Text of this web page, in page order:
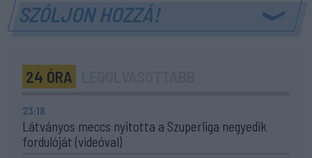
SZÓLJON HOZZÁ!
24 ÓRA
23:18
Látványos meccs nyitotta a Szuperliga negyedik
fordulóját (videóval)